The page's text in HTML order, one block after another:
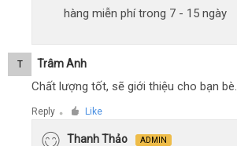
hàng miễn phí trong 7 - 15 ngày
T Trâm Anh
Chất lượng tốt, sẽ giới thiệu cho bạn bè.
Reply ● Like
Thanh Thảo ADMIN